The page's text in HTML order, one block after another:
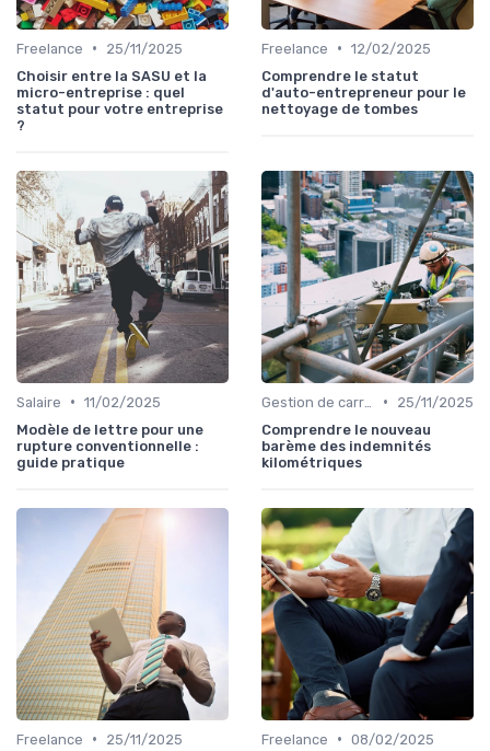
Freelance •
25/11/2025
Choisir entre la SASU et la
micro-entreprise : quel
statut pour votre entreprise
?
Freelance • 12/02/2025
Comprendre le statut
d'auto-entrepreneur pour le
nettoyage de tombes
Salaire • 11/02/2025
Modèle de lettre pour une
rupture conventionnelle :
guide pratique
•
25/11/2025
Comprendre le nouveau
barème des indemnités
kilométriques
Freelance •
25/11/2025
Freelance • 08/02/2025